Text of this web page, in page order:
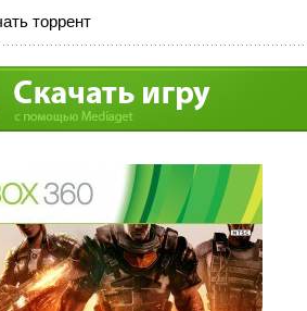
торрент